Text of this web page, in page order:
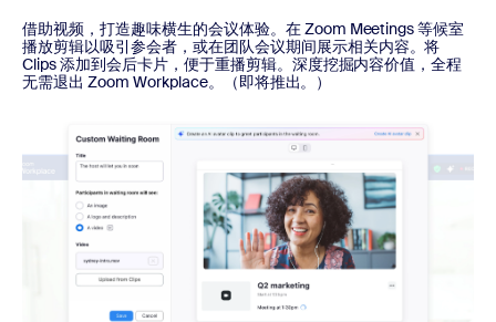
借助视频，打造趣味横生的会议体验。在 Zoom Meetings 等候室
播放剪辑以吸引参会者，或在团队会议期间展示相关内容。将
Clips 添加到会后卡片，便于重播剪辑。深度挖掘内容价值，全程
无需退出 Zoom Workplace。（即将推出。）